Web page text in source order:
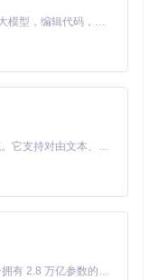
Claude Code 的开源替代方案。连接任意大模型，编辑代码，运行命令，自动验证 — 全自动执行。用 Rust 构建，极致性能。 ｜ An open-source alternative to Claude Code. Connect any LLM, edit code, run commands, and verify changes — autonomously. Built in Rust for speed. Get Started
MiniMax H3 是一个通用的全模态生成系统。它支持对由文本、图像、视频和音频组成的多模态上下文进行统一理解，并能生成分辨率高达 2K、时长可达 15 秒的带原生立体声音频的视频。得益于面向任务泛化的系统设计，H3 在预训练阶段就已具备广泛的多模态上下文理解与生成能力，能够出色地执行复杂的多模态指令。
Kimi K3 是Kimi能力最强的模型：这是一个拥有 2.8 万亿参数的混合专家（MoE）模型，具备原生视觉理解能力，并支持 100 万 token 的上下文窗口。